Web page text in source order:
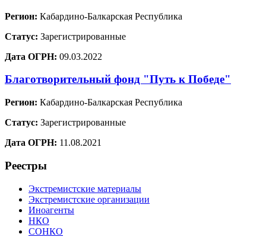
Регион: Кабардино-Балкарская Республика
Статус: Зарегистрированные
Дата ОГРН: 09.03.2022
Благотворительный фонд "Путь к Победе"
Регион: Кабардино-Балкарская Республика
Статус: Зарегистрированные
Дата ОГРН: 11.08.2021
Реестры
Экстремистские материалы
Экстремистские организации
Иноагенты
НКО
СОНКО